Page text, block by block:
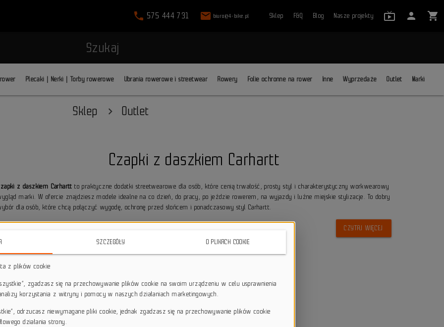
phone 575 444 731 mail biuro@4-bike.pl Sklep F&Q Blog Nasze projekty live_tv_24
person shopping_cart
Szukaj
Plecaki | Nerki | Torby rowerowe Ubrania rowerowe i streetwear Rowery Folie ochronne na rower Inne Wyprzedaże Outlet Marki
Sklep Outlet
Czapki z daszkiem Carhartt
z daszkiem Carhartt to praktyczne dodatki streetwearowe dla osób, które cenią trwałość, prosty styl i charakterystyczny workwearowy
marki. W ofercie znajdziesz modele idealne na co dzień, do pracy, po jeździe rowerem, na wyjazdy i luźne miejskie stylizacje. To dobry
dla osób, które chcą połączyć wygodę, ochronę przed słońcem i ponadczasowy styl Carhartt.
CZYTAJ WIĘCEJ
SZCZEGÓŁY O PLIKACH COOKIE
z plików cookie
zgadzasz się na przechowywanie plików cookie na swoim urządzeniu w celu usprawnienia
korzystania z witryny i pomocy w naszych działaniach marketingowych.
odrzucasz niewymagane pliki cookie, jednak zgadzasz się na przechowywanie plików cookie
działania strony.